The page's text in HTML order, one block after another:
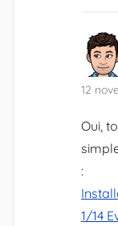
12
Oui,
:
1/14